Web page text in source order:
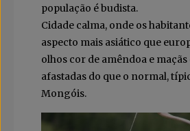
população é budista.
Cidade calma, onde os
aspecto mais asiático que
olhos cor de amêndoa e
afastadas do que o normal,
Mongóis.